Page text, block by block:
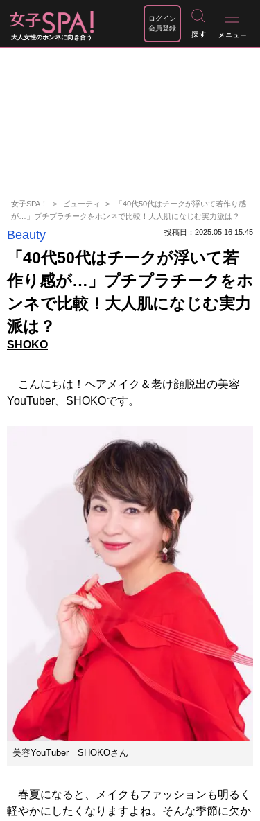
大人女性のホンネに向き合う
ログイン
会員登録
女子SPA！ ビューティ
「40代50代はチークが浮いて若作り感
が…」プチプラチークをホンネで比較！大人肌になじむ実力派は？
Beauty 投稿日：2025.05.16 15:45
「40代50代はチークが浮いて若
作り感が…」プチプラチークをホ
ンネで比較！大人肌になじむ実力
派は？
SHOKO
こんにちは！ヘアメイク＆老け顔脱出の美容
YouTuber、SHOKOです。
美容YouTuber SHOKOさん
春夏になると、メイクもファッションも明るく
軽やかにしたくなりますよね。そんな季節に欠か